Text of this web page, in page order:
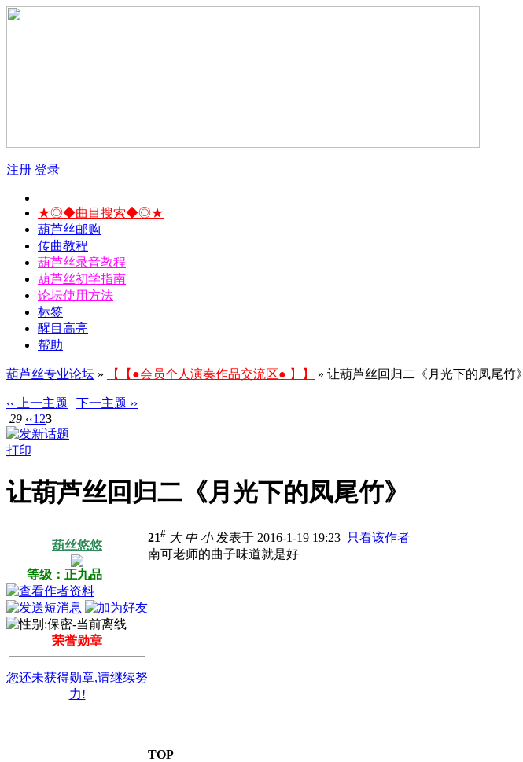
注册 登录
★◎◆曲目搜索◆◎★
葫芦丝邮购
传曲教程
葫芦丝录音教程
葫芦丝初学指南
论坛使用方法
标签
醒目高亮
帮助
葫芦丝专业论坛 » 【【●会员个人演奏作品交流区● 】】 » 让葫芦丝回归二《月光下的凤尾竹》
‹‹ 上一主题 | 下一主题 ››
29 ‹‹1 23
打印
让葫芦丝回归二《月光下的凤尾竹》
葫丝悠悠
等级：正九品
荣誉勋章
您还未获得勋章,请继续努
力!
21# 大 中 小发表于 2016-1-19 19:23 只看该作者
南可老师的曲子味道就是好
TOP